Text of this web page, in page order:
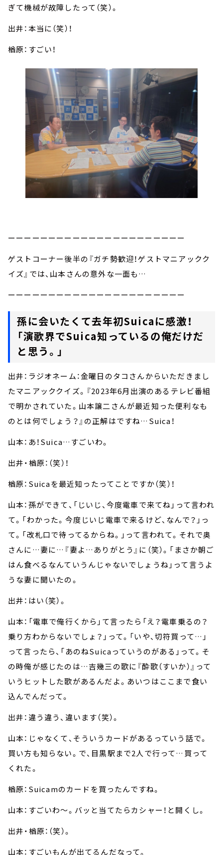
ぎて機械が故障したって（笑）。
出井：本当に（笑）！
楢原：すごい！
ーーーーーーーーーーーーーーーーーーーーーー
ゲストコーナー後半の『ガチ勢歓迎！ゲストマニアックク
イズ』では、山本さんの意外な一面も…
ーーーーーーーーーーーーーーーーーーーーーー
孫に会いたくて去年初Suicaに感激！
「演歌界でSuica知っているの俺だけだ
と思う。」
出井：ラジオネーム：金曜日のタコさんからいただきまし
たマニアッククイズ。『2023年6月出演のあるテレビ番組
で明かされていた。山本譲二さんが最近知った便利なも
のとは何でしょう？』の正解はですね…Suica！
山本：あ！Suica…すごいわ。
出井・楢原：（笑）！
楢原：Suicaを最近知ったってことですか（笑）！
山本：孫ができて、「じいじ、今度電車で来てね」って言われ
て。「わかった。今度じいじ電車で来るけど、なんで？」っ
て。「改札口で待ってるからね。」って言われて。それで奥
さんに…妻に…『妻よ…ありがとう』に（笑）。「まさか朝ご
はん食べるなんていうんじゃないでしょうね」って言うよ
うな妻に聞いたの。
出井：はい（笑）。
山本：「電車で俺行くから」て言ったら「え？電車乗るの？
乗り方わからないでしょ？」って。「いや、切符買って…」
って言ったら、「あのねSuicaっていうのがある」って。そ
の時俺が感じたのは…吉幾三の歌に『酔歌（すいか）』って
いうヒットした歌があるんだよ。あいつはここまで食い
込んでんだって。
出井：違う違う、違います（笑）。
山本：じゃなくて、そういうカードがあるっていう話で。
買い方も知らない。で、目黒駅まで2人で行って…買って
くれた。
楢原：Suicamのカードを買ったんですね。
山本：すごいわ～。バッと当てたらカシャー！と開くし。
出井・楢原：（笑）。
山本：すごいもんが出てるんだなって。